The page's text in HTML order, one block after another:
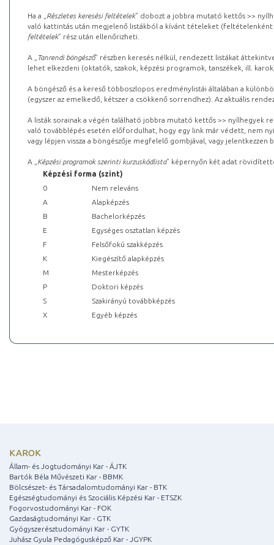
Ha a „ Részletes keresési feltételek” dobozt a jobbra mutató kettős >>
való kattintás után megjelenő listákból a kívánt tételeket (feltételenként
feltételek” rész után ellenőrizheti.
A „ Tanrendi böngésző” részben keresés nélkül, rendezett listákat
lehet elkezdeni (oktatók, szakok, képzési programok, tanszékek, ill.
A böngésző és a kereső többoszlopos eredménylistái általában a
(egyszer az emelkedő, kétszer a csökkenő sorrendhez). Az aktuális
A listák sorainak a végén található jobbra mutató kettős >> nyílhegyek
való továbblépés esetén előfordulhat, hogy egy link már védett, nem
vagy lépjen vissza a böngészője megfelelő gombjával, vagy
A „ Képzési programok szerinti kurzuskódlista” képernyőn két adat
Képzési forma (szint)
0
Nem releváns
A
Alapképzés
B
Bachelorképzés
E
Egységes osztatlan képzés
F
Felsőfokú szakképzés
K
Kiegészítő alapképzés
M
Mesterképzés
P
Doktori képzés
S
Szakirányú továbbképzés
X
Egyéb képzés
KAROK
Állam- és Jogtudományi Kar - ÁJTK
Bartók Béla Művészeti Kar - BBMK
Bölcsészet- és Társadalomtudományi Kar - BTK
Egészségtudományi és Szociális Képzési Kar - ETSZK
Fogorvostudományi Kar - FOK
Gazdaságtudományi Kar - GTK
Gyógyszerésztudományi Kar - GYTK
Juhász Gyula Pedagógusképző Kar - JGYPK